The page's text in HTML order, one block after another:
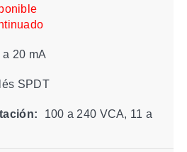
a 20 mA
SPDT
100 a 240 VCA, 11 a